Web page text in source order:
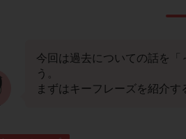
今回は過去についての話を
う。
まずはキーフレーズを紹介す